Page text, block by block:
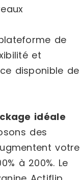
de
et
disponible de
idéale
des
votre
à 200%. Le